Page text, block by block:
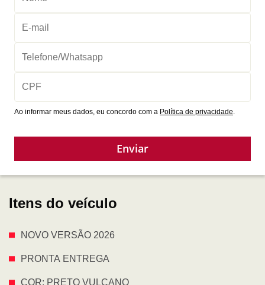
Itens do veículo
NOVO VERSÃO 2026
PRONTA ENTREGA
COR: PRETO VULCANO
Ao informar meus dados, eu concordo com a Política de privacidade
Enviar